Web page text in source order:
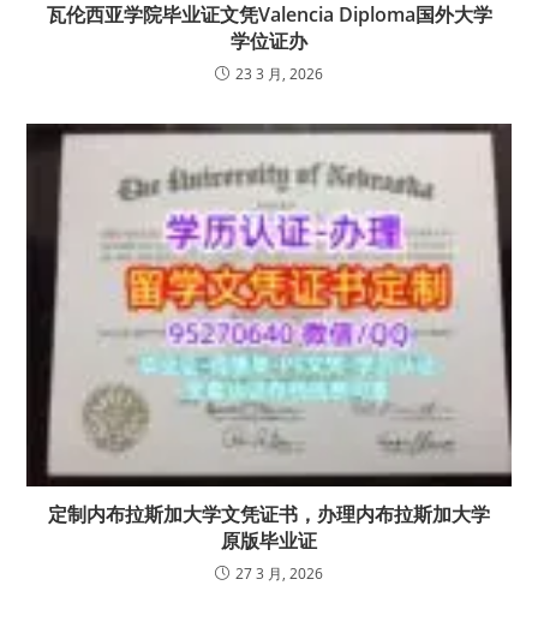
瓦伦西亚学院毕业证文凭Valencia Diploma国外大学
学位证办
23 3 月, 2026
定制内布拉斯加大学文凭证书，办理内布拉斯加大学
原版毕业证
27 3 月, 2026